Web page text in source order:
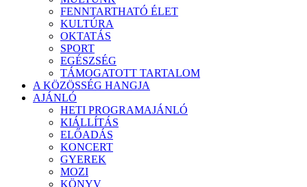
FENNTARTHATÓ ÉLET
KULTÚRA
OKTATÁS
SPORT
EGÉSZSÉG
TÁMOGATOTT TARTALOM
A KÖZÖSSÉG HANGJA
AJÁNLÓ
HETI PROGRAMAJÁNLÓ
KIÁLLÍTÁS
ELŐADÁS
KONCERT
GYEREK
MOZI
KÖNYV